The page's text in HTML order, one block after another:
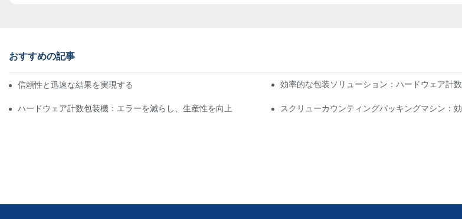
おすすめの記事
信頼性と迅速な結果を実現するスクリューカウンティング包装機 効率的な包装ソリューション：ハードウェア計
ハードウェア計数包装機：エラーを減らし、生産性を向上 スクリューカウンティングパッキングマシン：